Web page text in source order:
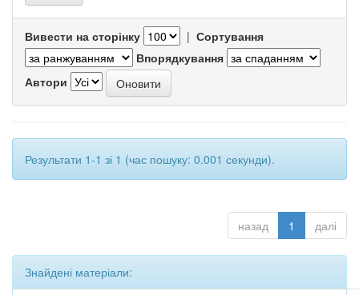
Вивести на сторінку | Сортування
Впорядкування
Автори
Результати 1-1 зі 1 (час пошуку: 0.001 секунди).
назад 1 далі
Знайдені матеріали: